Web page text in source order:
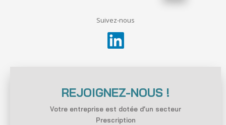
Suivez-nous
REJOIGNEZ-NOUS !
Votre entreprise est dotée d’un secteur
Prescription